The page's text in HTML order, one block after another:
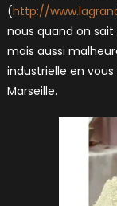
(http://
nous quand on
mais aussi
industrielle en
Marseille.